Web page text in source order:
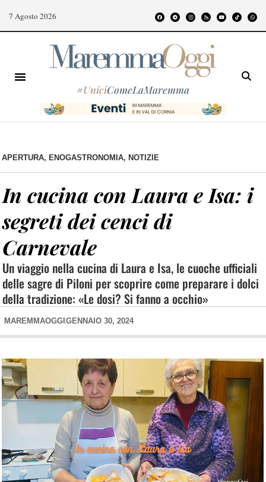
7 Agosto 2026
#UniciComeLaMaremma
APERTURA, ENOGASTRONOMIA, NOTIZIE
In cucina con Laura e Isa: i
segreti dei cenci di
Carnevale
Un viaggio nella cucina di Laura e Isa, le cuoche ufficiali
delle sagre di Piloni per scoprire come preparare i dolci
della tradizione: «Le dosi? Si fanno a occhio»
MAREMMAOGGI GENNAIO 30, 2024